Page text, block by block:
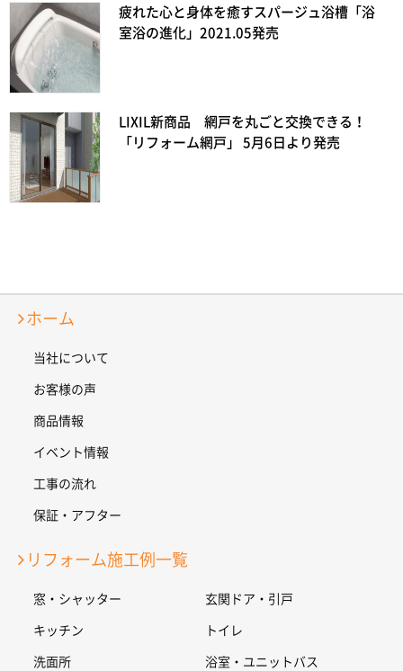
疲れた心と身体を癒すスパージュ浴槽「浴
室浴の進化」2021.05発売
LIXIL新商品 網戸を丸ごと交換できる！
「リフォーム網戸」 5月6日より発売
ホーム
当社について
お客様の声
商品情報
イベント情報
工事の流れ
保証・アフター
リフォーム施工例一覧
窓・シャッター 玄関ドア・引戸
キッチン トイレ
洗面所 浴室・ユニットバス